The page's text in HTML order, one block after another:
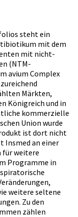
steht ein
mit dem
mit nicht-
(NTM-
avium Complex
Märkten,
Königreich und in
kommerzielle
Union wurde
ist dort nicht
Insmed an einer
für weitere
Programme in
weitere seltene
Zu den
zählen